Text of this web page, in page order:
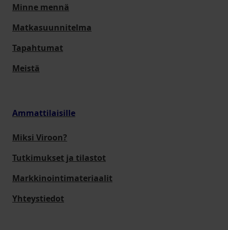
Minne mennä
Matkasuunnitelma
Tapahtumat
Meistä
Ammattilaisille
Miksi Viroon?
Tutkimukset ja tilastot
Markkinointimateriaalit
Yhteystiedot